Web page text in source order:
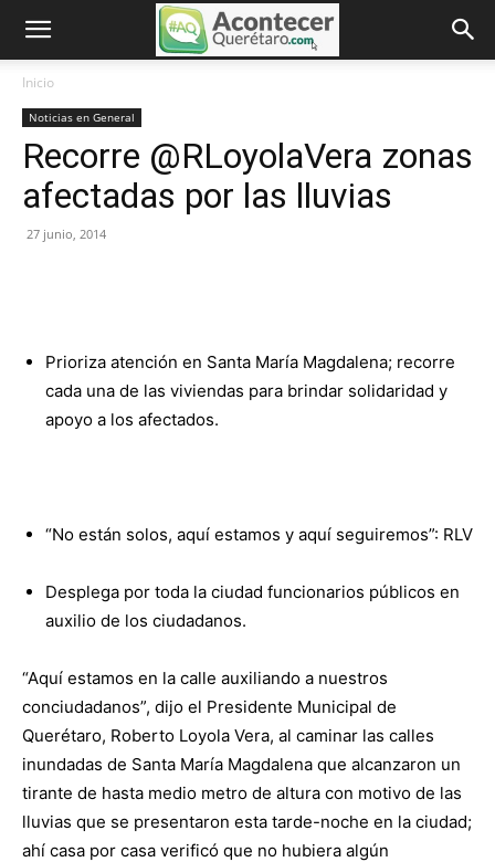
Inicio
Noticias en General
Recorre @RLoyolaVera zonas
afectadas por las lluvias
27 junio, 2014
Prioriza atención en Santa María Magdalena; recorre
cada una de las viviendas para brindar solidaridad y
apoyo a los afectados.
“No están solos, aquí estamos y aquí seguiremos”: RLV
Desplega por toda la ciudad funcionarios públicos en
auxilio de los ciudadanos.
“Aquí estamos en la calle auxiliando a nuestros
conciudadanos”, dijo el Presidente Municipal de
Querétaro, Roberto Loyola Vera, al caminar las calles
inundadas de Santa María Magdalena que alcanzaron un
tirante de hasta medio metro de altura con motivo de las
lluvias que se presentaron esta tarde-noche en la ciudad;
ahí casa por casa verificó que no hubiera algún